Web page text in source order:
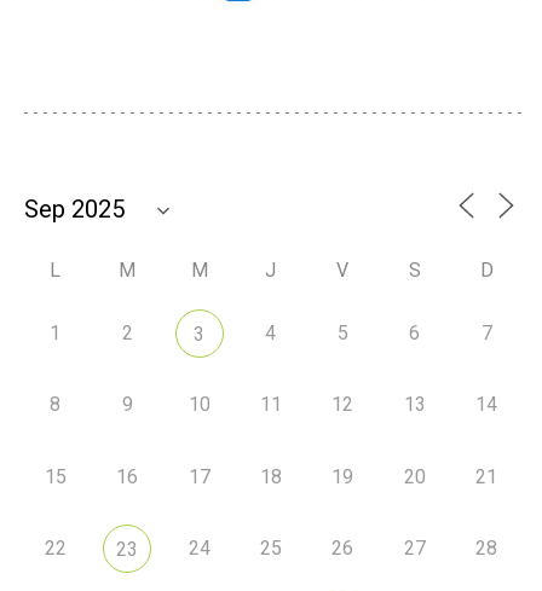
L M M J V S D
1 2 3 4 5 6 7
8 9 10 11 12 13 14
15 16 17 18 19 20 21
22 23 24 25 26 27 28